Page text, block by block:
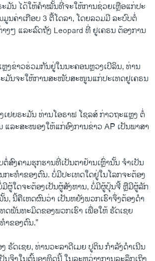
ມັນ ໄດ້ໃຫ້ຄໍາໝັ້ນທີ່ຈະໃຫ້ການຊ່ວຍເຫຼືອແກ່ປະ
ນ​ຄ່າເກືອບ 3 ຕື້ໂດລາ, ໂດຍລວມມີ ລະບົບຕໍ່​
ງໆ ແລະລົດຖັງ Leopard ທີ່ ຢູເຄຣນ ຕ້ອງການ
ງຂ່າວຮ່ວມກັນຢູ່ໃນນະຄອນຫຼວງເບີລິນ, ທ່ານ
ມັນຈະໃຫ້ການສະໜັບສະໜູນແກ່ປະເທດຢູເຄຣນ
ຢຍຣະມັນ ທ່ານໂອຣາຟ ໂຊລສ໌ ກ່າວຖະແຫຼງ ຕໍ່​
ແລະສະໜອງໃຫ້ແກ່ອົງການຂ່າວ AP ເປັນພາສາ
ສົງຄາມຮຸກຮານທີ່ເປັນຕາຢ້ານເຫຼົ່ານັ້ນ ຈໍາເປັນ
ະທໍາຂອງຕົນ. ບໍ່ມີປະເທດໃດຢູ່ໃນໂລກຈະຕ້ອງ
ຜູ້ໃດຈະຕ້ອງເປັນຜູ້ສັງຫານ, ບໍ່ມີຜູ້ປຸ້ນຈີ້ ຫຼືມີຜູ້ລັກ
, ນີ້ຄືເຫດຜົນວ່າ ເປັນຫຍັງພວກເຮົາຈຶ່ງຕ້ອງດໍາ
ດພັນທະມິດຂອງພວກເຮົາ ເພື່ອໃຫ້ ຣັດເຊຍ
ຂອງຕົນ.”
ຣັດເຊຍ, ທ່ານວະລາດີເມຍ ປູຕິນ ກໍາລັງດໍາເນີນ